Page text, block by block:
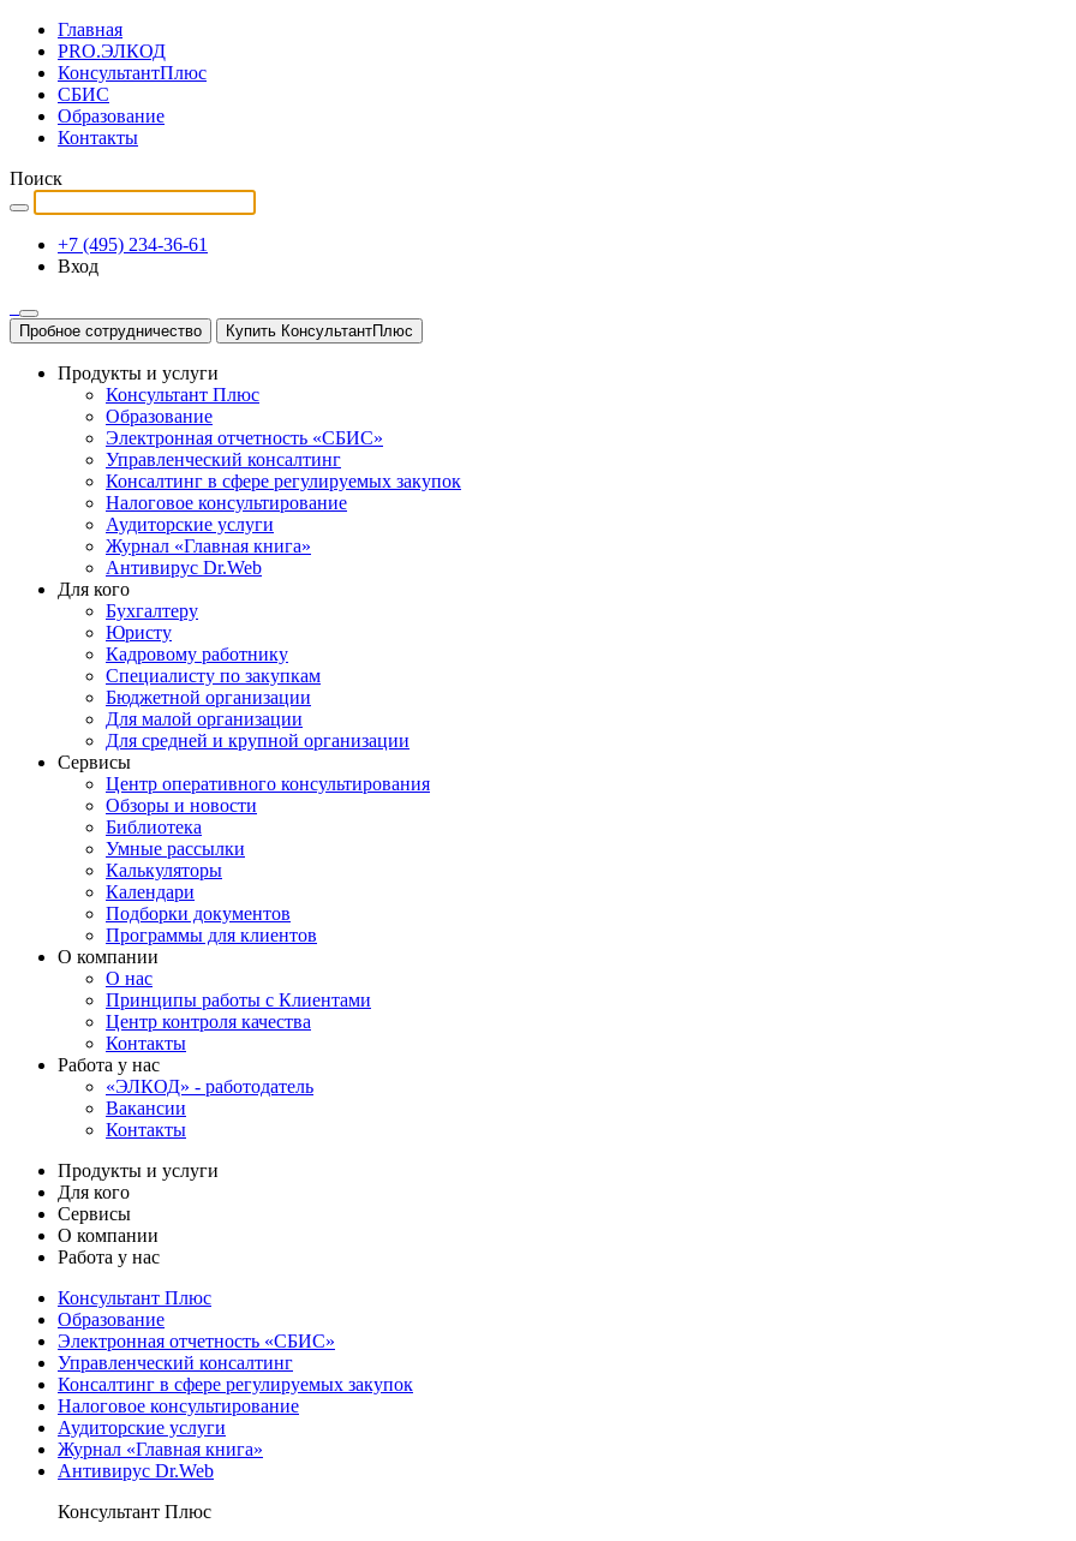
Главная
PRO.ЭЛКОД
КонсультантПлюс
СБИС
Образование
Контакты
Поиск
+7 (495) 234-36-61
Вход
Пробное сотрудничество Купить КонсультантПлюс
Продукты и услуги
Консультант Плюс
Образование
Электронная отчетность «СБИС»
Управленческий консалтинг
Консалтинг в сфере регулируемых закупок
Налоговое консультирование
Аудиторские услуги
Журнал «Главная книга»
Антивирус Dr.Web
Для кого
Бухгалтеру
Юристу
Кадровому работнику
Специалисту по закупкам
Бюджетной организации
Для малой организации
Для средней и крупной организации
Сервисы
Центр оперативного консультирования
Обзоры и новости
Библиотека
Умные рассылки
Калькуляторы
Календари
Подборки документов
Программы для клиентов
О компании
О нас
Принципы работы с Клиентами
Центр контроля качества
Контакты
Работа у нас
«ЭЛКОД» - работодатель
Вакансии
Контакты
Продукты и услуги
Для кого
Сервисы
О компании
Работа у нас
Консультант Плюс
Образование
Электронная отчетность «СБИС»
Управленческий консалтинг
Консалтинг в сфере регулируемых закупок
Налоговое консультирование
Аудиторские услуги
Журнал «Главная книга»
Антивирус Dr.Web
Консультант Плюс